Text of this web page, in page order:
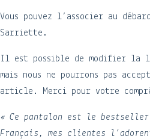
Vous pouvez l’associer au
Sarriette.
Il est possible de modifier la
mais nous ne pourrons pas
article. Merci pour votre
« Ce pantalon est le bestseller
Français, mes clientes